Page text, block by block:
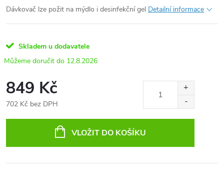
Dávkovač lze požit na mýdlo i desinfekční gel Detailní informace
Skladem u dodavatele
12.8.2026
849 Kč
702 Kč bez DPH
VLOŽIT DO KOŠÍKU